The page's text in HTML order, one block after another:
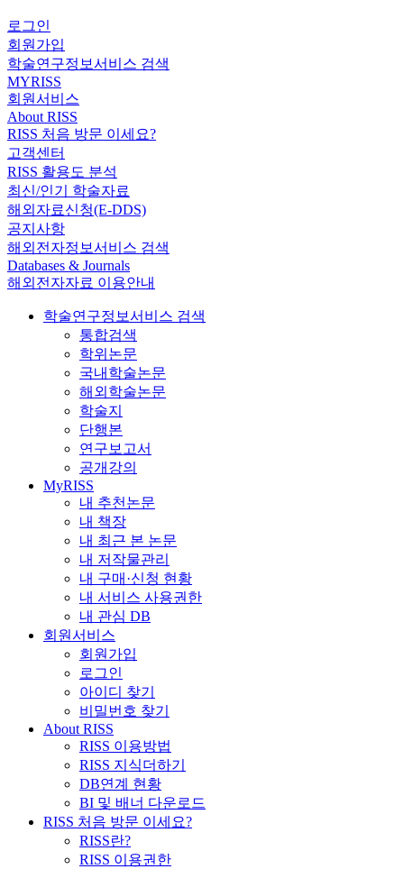
로그인
회원가입
학술연구정보서비스 검색
MYRISS
회원서비스
About RISS
RISS 처음 방문 이세요?
고객센터
RISS 활용도 분석
최신/인기 학술자료
해외자료신청(E-DDS)
공지사항
해외전자정보서비스 검색
Databases & Journals
해외전자자료 이용안내
학술연구정보서비스 검색
통합검색
학위논문
국내학술논문
해외학술논문
학술지
단행본
연구보고서
공개강의
MyRISS
내 추천논문
내 책장
내 최근 본 논문
내 저작물관리
내 구매·신청 현황
내 서비스 사용권한
내 관심 DB
회원서비스
회원가입
로그인
아이디 찾기
비밀번호 찾기
About RISS
RISS 이용방법
RISS 지식더하기
DB연계 현황
BI 및 배너 다운로드
RISS 처음 방문 이세요?
RISS란?
RISS 이용권한